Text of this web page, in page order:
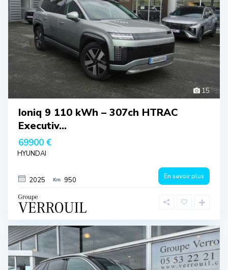
15
Ioniq 9 110 kWh – 307ch HTRAC
Executiv...
69900 €
HYUNDAI
2025 950 En savoir plus